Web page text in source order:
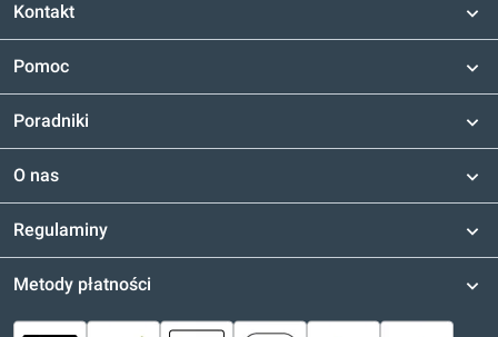
Kontakt
Pomoc
Poradniki
O nas
Regulaminy
Metody płatności